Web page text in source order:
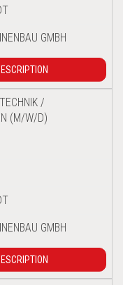
GMBH
/
(M/W/D)
GMBH